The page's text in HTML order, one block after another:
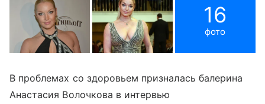
16
фото
В проблемах со здоровьем призналась балерина
Анастасия Волочкова в интервью